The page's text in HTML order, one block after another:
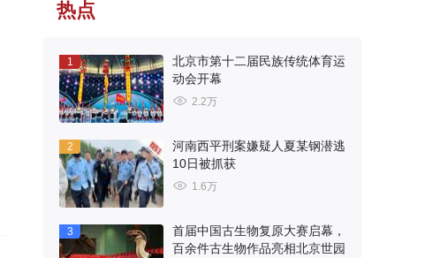
热点
1
北京市第十二届民族传统体育运
动会开幕
2.2万
2
河南西平刑案嫌疑人夏某钢潜逃
10日被抓获
1.6万
3
首届中国古生物复原大赛启幕，
百余件古生物作品亮相北京世园